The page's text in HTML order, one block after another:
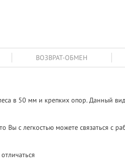
ВОЗВРАТ-ОБМЕН
в 50 мм и крепких опор. Данный
Вы с легкостью можете связаться с